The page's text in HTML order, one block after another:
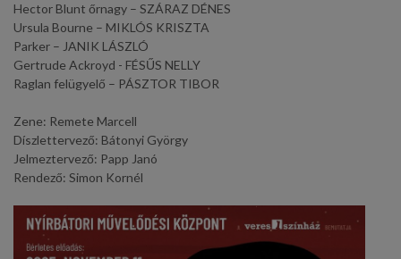
Hector Blunt őrnagy – SZÁRAZ DÉNES
Ursula Bourne – MIKLÓS KRISZTA
Parker – JANIK LÁSZLÓ
Gertrude Ackroyd - FÉSŰS NELLY
Raglan felügyelő – PÁSZTOR TIBOR
Zene: Remete Marcell
Díszlettervező: Bátonyi György
Jelmeztervező: Papp Janó
Rendező: Simon Kornél